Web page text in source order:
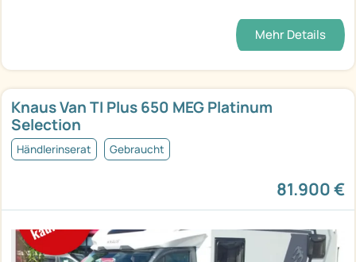
Mehr Details
Knaus Van TI Plus 650 MEG Platinum
Selection
Händlerinserat Gebraucht
81.900 €